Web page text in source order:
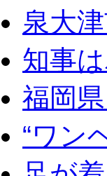
泉大
知事
福岡
“ワン